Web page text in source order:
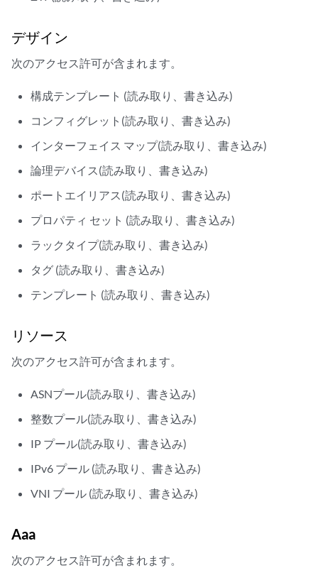
デザイン
次のアクセス許可が含まれます。
構成テンプレート (読み取り、書き込み)
コンフィグレット(読み取り、書き込み)
インターフェイス マップ(読み取り、書き込み)
論理デバイス(読み取り、書き込み)
ポートエイリアス(読み取り、書き込み)
プロパティ セット (読み取り、書き込み)
ラックタイプ(読み取り、書き込み)
タグ (読み取り、書き込み)
テンプレート (読み取り、書き込み)
リソース
次のアクセス許可が含まれます。
ASNプール(読み取り、書き込み)
整数プール(読み取り、書き込み)
IP プール(読み取り、書き込み)
IPv6 プール (読み取り、書き込み)
VNI プール (読み取り、書き込み)
Aaa
次のアクセス許可が含まれます。